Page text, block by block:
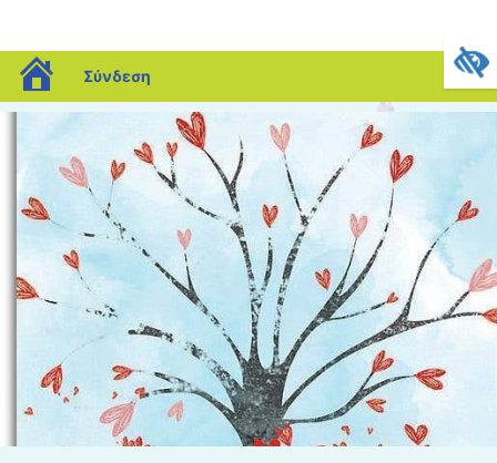
blogs.sch.gr
Σύνδεση